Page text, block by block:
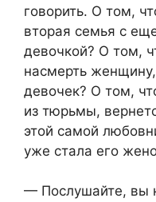
говорить. О том,
вторая семья с
девочкой? О том,
насмерть
девочек? О том,
из тюрьмы,
этой самой
уже стала его
— Послушайте, вы